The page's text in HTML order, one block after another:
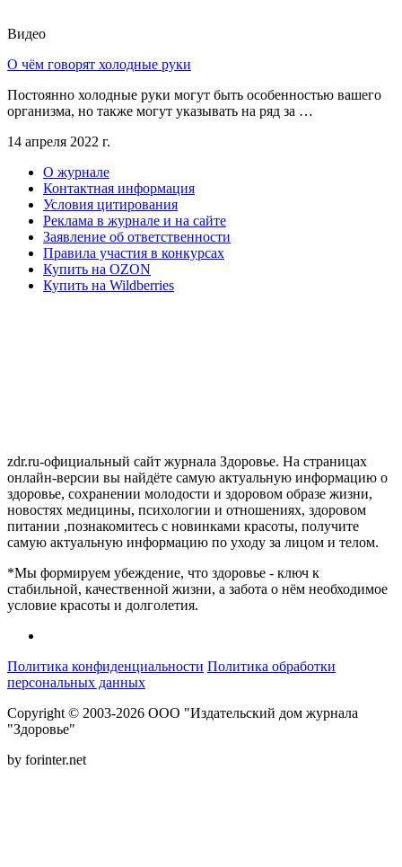
Видео
О чём говорят холодные руки
Постоянно холодные руки могут быть особенностью вашего
организма, но также могут указывать на ряд за …
14 апреля 2022 г.
О журнале
Контактная информация
Условия цитирования
Реклама в журнале и на сайте
Заявление об ответственности
Правила участия в конкурсах
Купить на OZON
Купить на Wildberries
zdr.ru-официальный сайт журнала Здоровье. На страницах
онлайн-версии вы найдёте самую актуальную информацию о
здоровье, сохранении молодости и здоровом образе жизни,
новостях медицины, психологии и отношениях, здоровом
питании ,познакомитесь с новинками красоты, получите
самую актуальную информацию по уходу за лицом и телом.
*Мы формируем убеждение, что здоровье - ключ к
стабильной, качественной жизни, а забота о нём необходимое
условие красоты и долголетия.
Политика конфиденциальности Политика обработки
персональных данных
Copyright © 2003-2026 ООО "Издательский дом журнала
"Здоровье"
by forinter.net